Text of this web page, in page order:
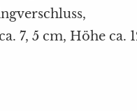
7, 5 cm, Höhe ca.